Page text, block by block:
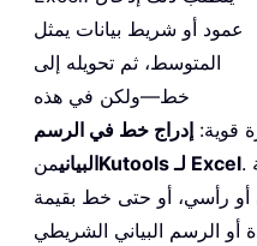
عمود أو شريط بيانات يمثل
المتوسط، ثم تحويله إلى
خط—ولكن في هذه
قوية: إدراج خط في الرسم
البيانيمن Kutools لـ Excel. وبفضل هذه الأداة، يمكنك بسهولة
رأسي، أو حتى خط بقيمة